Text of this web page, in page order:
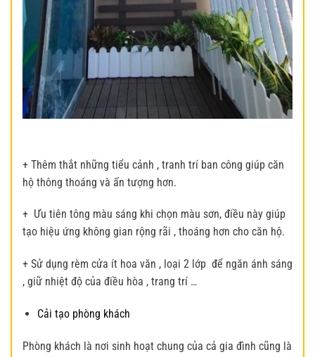
+ Thêm thắt những tiểu cảnh , tranh trí ban công giúp căn
hộ thông thoáng và ấn tượng hơn.
+ Ưu tiên tông màu sáng khi chọn màu sơn, điều này giúp
tạo hiệu ứng không gian rộng rãi , thoáng hơn cho căn hộ.
+ Sử dụng rèm cửa ít hoa văn , loại 2 lớp để ngăn ánh sáng
, giữ nhiệt độ của điều hòa , trang trí …
Cải tạo phòng khách
Phòng khách là nơi sinh hoạt chung của cả gia đình cũng là